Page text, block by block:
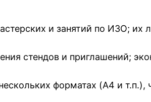
и занятий по ИЗО; их
стендов и приглашений;
форматах (A4 и т.п.),